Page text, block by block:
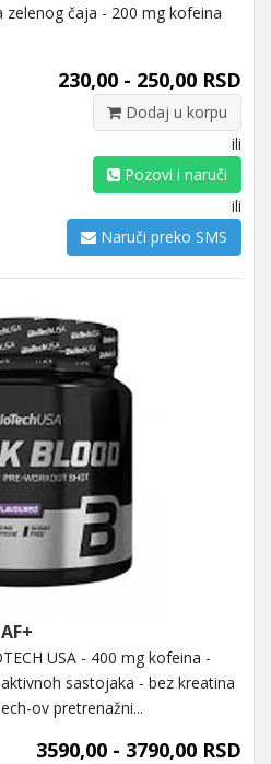
čaja - 200 mg kofeina
230,00 - 250,00 RSD
Dodaj u korpu
ili
Pozovi i naruči
ili
Naruči preko SMS
USA - 400 mg kofeina -
sastojaka - bez kreatina
ov pretrenažni...
3590,00 - 3790,00 RSD